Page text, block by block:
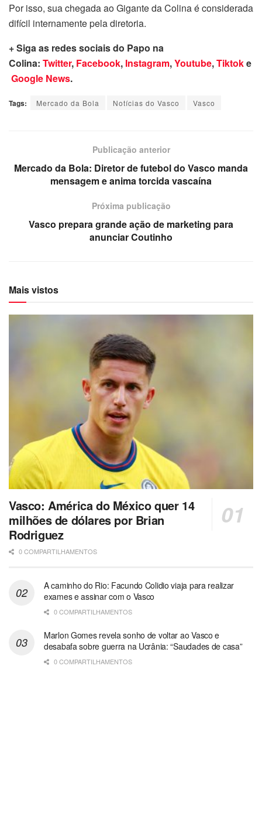
Por isso, sua chegada ao Gigante da Colina é considerada
difícil internamente pela diretoria.
+ Siga as redes sociais do Papo na
Colina: Twitter, Facebook, Instagram,Youtube,Tiktoke
Google News.
Tags: Mercado da Bola Notícias do Vasco Vasco
Publicação anterior
Mercado da Bola: Diretor de futebol do Vasco manda
mensagem e anima torcida vascaína
Próxima publicação
Vasco prepara grande ação de marketing para
anunciar Coutinho
Mais vistos
Vasco: América do México quer 14
milhões de dólares por Brian
Rodriguez
0 COMPARTILHAMENTOS
A caminho do Rio: Facundo Colidio viaja para realizar
exames e assinar com o Vasco
0 COMPARTILHAMENTOS
Marlon Gomes revela sonho de voltar ao Vasco e
desabafa sobre guerra na Ucrânia: “Saudades de casa”
0 COMPARTILHAMENTOS